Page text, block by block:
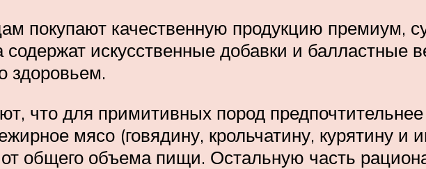
покупают качественную продукцию премиум,
искусственные добавки и балластные
здоровьем.
что для примитивных пород
мясо (говядину, крольчатину, курятину и
общего объема пищи. Остальную часть